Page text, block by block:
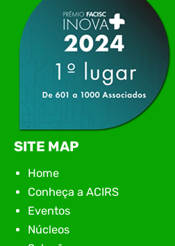
SITE MAP
Home
Conheça a ACIRS
Eventos
Núcleos